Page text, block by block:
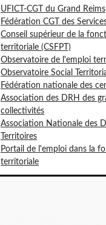
UFICT-CGT du Grand Reims
Fédération CGT des
Conseil supérieur de la
territoriale (CSFPT)
Observatoire de l'emploi
Observatoire Social
Fédération nationale des
Association des DRH des
collectivités
Association Nationale des
Territoires
Portail de l'emploi dans la
territoriale